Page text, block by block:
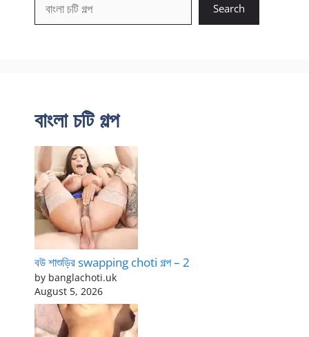
Search
বাংলা চটি গল্প
বউ শাশুড়ির swapping choti গল্প – 2
by banglachoti.uk
August 5, 2026